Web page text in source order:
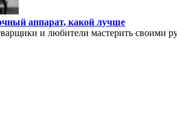
аппарат, какой лучше
и любители мастерить своими